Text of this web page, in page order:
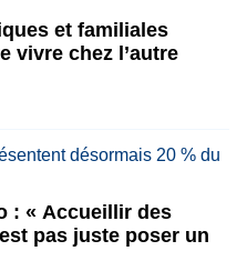
et familiales
vivre chez l’autre
: « Accueillir des
pas juste poser un